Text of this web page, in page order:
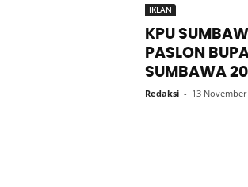
IKLAN
KPU
PASLON
SUMBAWA
Redaksi - 13 November